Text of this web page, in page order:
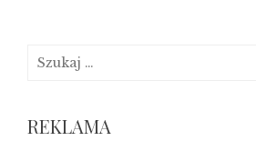
Szukaj:
REKLAMA